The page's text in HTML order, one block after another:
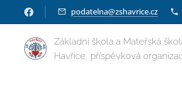
podatelna@zshavrice.cz
Základní škola a Mateřská
Havřice, příspěvková